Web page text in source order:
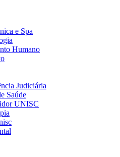
e Spa
Humano
Judiciária
Saúde
UNISC